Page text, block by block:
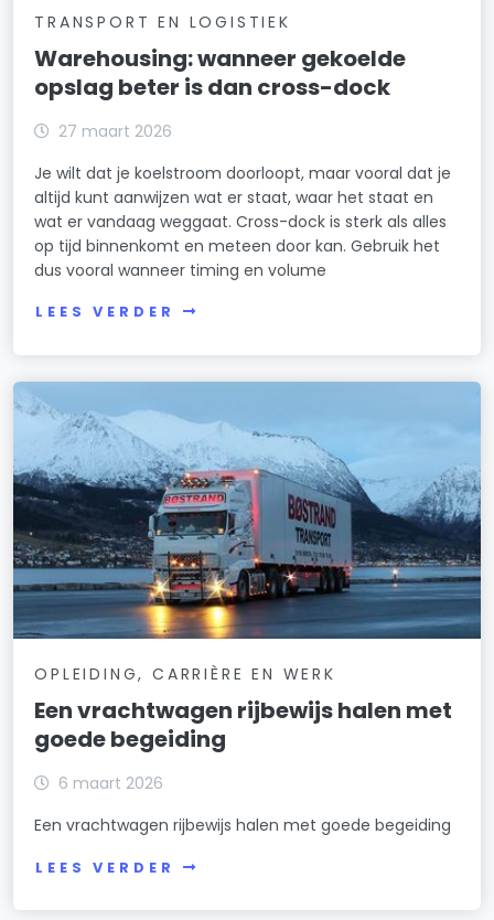
TRANSPORT EN LOGISTIEK
Warehousing: wanneer gekoelde
opslag beter is dan cross-dock
27 maart 2026
Je wilt dat je koelstroom doorloopt, maar vooral dat je
altijd kunt aanwijzen wat er staat, waar het staat en
wat er vandaag weggaat. Cross-dock is sterk als alles
op tijd binnenkomt en meteen door kan. Gebruik het
dus vooral wanneer timing en volume
LEES VERDER
OPLEIDING, CARRIÈRE EN WERK
Een vrachtwagen rijbewijs halen met
goede begeiding
6 maart 2026
Een vrachtwagen rijbewijs halen met goede begeiding
LEES VERDER